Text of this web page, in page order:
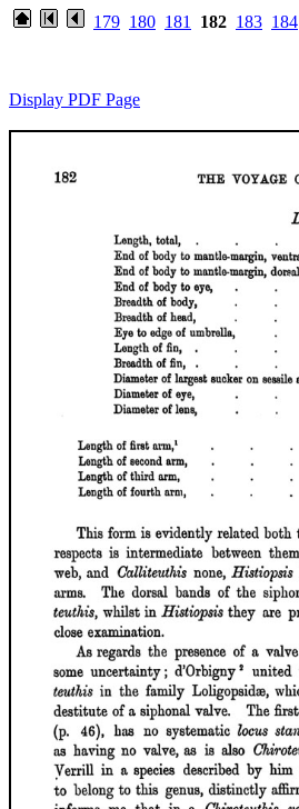
179 180 181 182 183 184
Display PDF Page